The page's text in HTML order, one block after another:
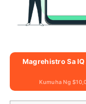
Magrehistro Sa
Kumuha Ng